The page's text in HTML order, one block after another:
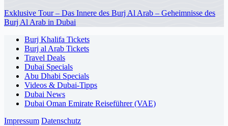
Exklusive Tour – Das Innere des Burj Al Arab – Geheimnisse des
Burj Al Arab in Dubai
Burj Khalifa Tickets
Burj al Arab Tickets
Travel Deals
Dubai Specials
Abu Dhabi Specials
Videos & Dubai-Tipps
Dubai News
Dubai Oman Emirate Reiseführer (VAE)
Impressum Datenschutz